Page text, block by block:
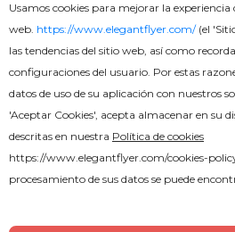
Sobre nosotros
PRODUCTOS
Precios
Creador en línea
16000+ Plantillas de volantes
Usamos cookies para mejorar la
web. https://www.elegantflyer.com/(el
las tendencias del sitio web, así como
configuraciones del usuario. Por estas
datos de uso de su aplicación con nuestros
'Aceptar Cookies', acepta almacenar en su
descritas en nuestra Política de cookies
https://www.elegantflyer.com/cookies-
procesamiento de sus datos se puede